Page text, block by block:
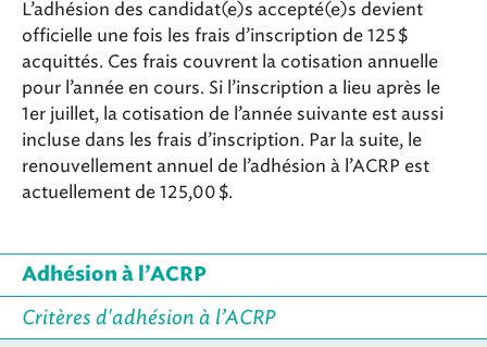
L’adhésion des candidat(e)s accepté(e)s devient
officielle une fois les frais d’inscription de 125 $
acquittés. Ces frais couvrent la cotisation annuelle
pour l’année en cours. Si l’inscription a lieu après le
1er juillet, la cotisation de l’année suivante est aussi
incluse dans les frais d’inscription. Par la suite, le
renouvellement annuel de l’adhésion à l’ACRP est
actuellement de 125,00 $.
Adhésion à l’ACRP
Critères d'adhésion à l’ACRP